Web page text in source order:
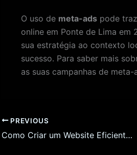
O uso de meta-ads pode
online em Ponte de Lima em
sua estratégia ao contexto
sucesso. Para saber mais
as suas campanhas de meta-
PREVIOUS
Como Criar um Website Eficiente para Negócios em Lisboa em 2026: Estrategias para Aumentar suas Vendas Online